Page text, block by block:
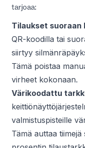
tarjoaa:
Tilaukset suoraan
QR-koodilla tai
siirtyy
Tämä poistaa
virheet kokonaan.
Värikoodattu
valmistuspisteille
Tämä auttaa